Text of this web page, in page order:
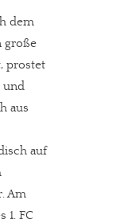
dem
große
prostet
und
aus
auf
Am
1. FC